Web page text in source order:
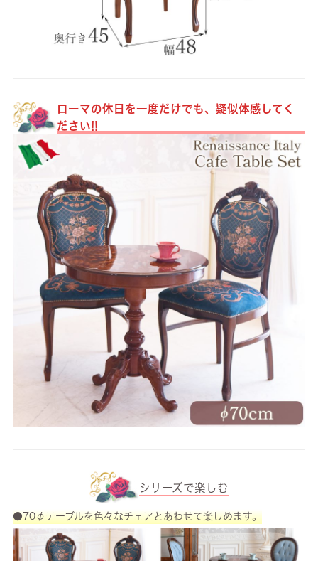
ローマの休日を一度だけでも、疑似体感してく
ださい!!
シリーズで楽しむ
●70φテーブルを色々なチェアとあわせて楽しめます。